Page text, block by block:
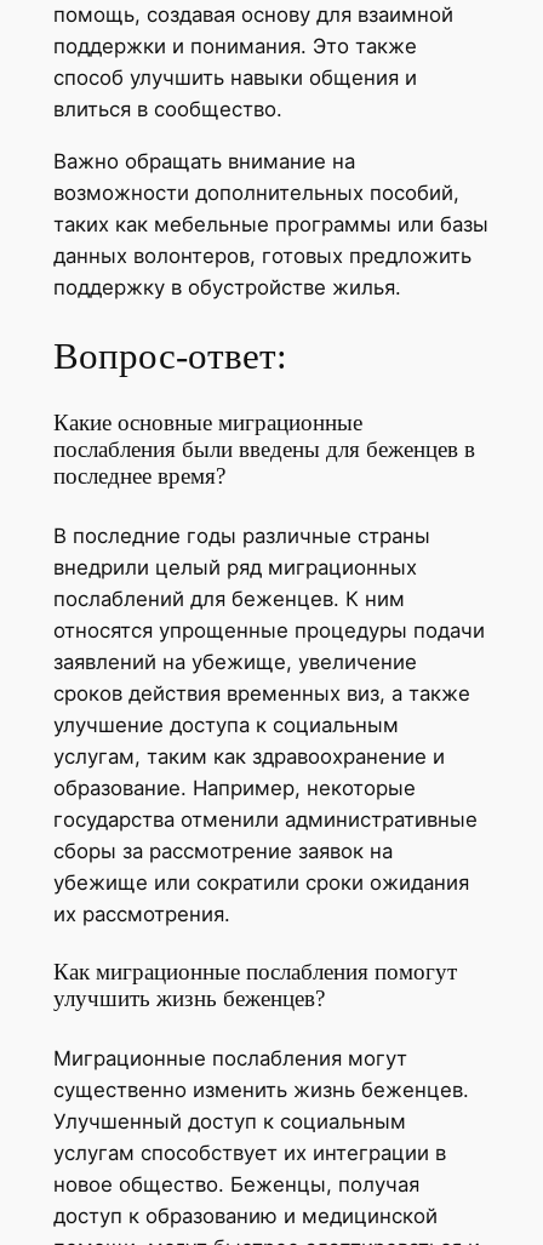
помощь, создавая основу для взаимной
поддержки и понимания. Это также
способ улучшить навыки общения и
влиться в сообщество.
Важно обращать внимание на
возможности дополнительных пособий,
таких как мебельные программы или базы
данных волонтеров, готовых предложить
поддержку в обустройстве жилья.
Вопрос-ответ:
Какие основные миграционные
послабления были введены для беженцев в
последнее время?
В последние годы различные страны
внедрили целый ряд миграционных
послаблений для беженцев. К ним
относятся упрощенные процедуры подачи
заявлений на убежище, увеличение
сроков действия временных виз, а также
улучшение доступа к социальным
услугам, таким как здравоохранение и
образование. Например, некоторые
государства отменили административные
сборы за рассмотрение заявок на
убежище или сократили сроки ожидания
их рассмотрения.
Как миграционные послабления помогут
улучшить жизнь беженцев?
Миграционные послабления могут
существенно изменить жизнь беженцев.
Улучшенный доступ к социальным
услугам способствует их интеграции в
новое общество. Беженцы, получая
доступ к образованию и медицинской